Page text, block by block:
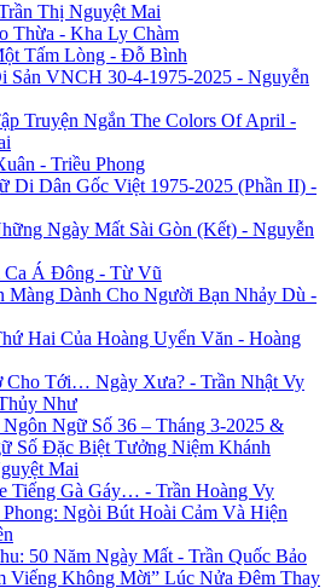
Thị Nguyệt Mai
Thừa - Kha Ly Chàm
Tấm Lòng - Đỗ Bình
Sản VNCH 30-4-1975-2025 - Nguyễn
Truyện Ngắn The Colors Of April -
- Triều Phong
Di Dân Gốc Việt 1975-2025 (Phần II) -
Ngày Mất Sài Gòn (Kết) - Nguyễn
Ca Á Đông - Từ Vũ
Dành Cho Người Bạn Nhảy Dù -
Hai Của Hoàng Uyển Văn - Hoàng
Cho Tới… Ngày Xưa? - Trần Nhật Vy
Như
Ngữ Số 36 – Tháng 3-2025 &
Số Đặc Biệt Tưởng Niệm Khánh
Mai
Tiếng Gà Gáy… - Trần Hoàng Vy
Ngòi Bút Hoài Cảm Và Hiện
50 Năm Ngày Mất - Trần Quốc Bảo
Viếng Không Mời” Lúc Nửa Đêm Thay